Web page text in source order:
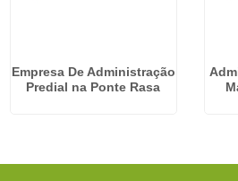
Empresa De Administração
Predial na Ponte Rasa